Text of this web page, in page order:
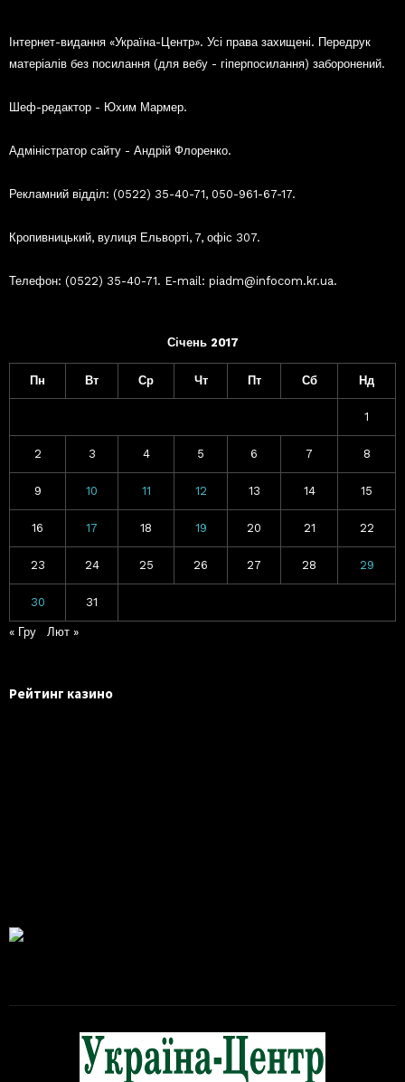
Інтернет-видання «Україна-Центр». Усі права захищені. Передрук
матеріалів без посилання (для вебу - гіперпосилання) заборонений.
Шеф-редактор - Юхим Мармер.
Адміністратор сайту - Андрій Флоренко.
Рекламний відділ: (0522) 35-40-71, 050-961-67-17.
Кропивницький, вулиця Ельворті, 7, офіс 307.
Телефон: (0522) 35-40-71. E-mail: piadm@infocom.kr.ua.
Січень 2017
Пн Вт Ср Чт Пт Сб Нд
1
2 3 4 5 6 7 8
9 10 11 12 13 14 15
16 17 18 19 20 21 22
23 24 25 26 27 28 29
30 31
« Гру Лют »
Рейтинг казино